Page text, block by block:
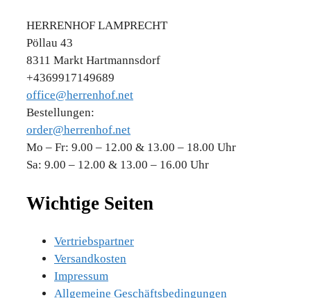
HERRENHOF LAMPRECHT
Pöllau 43
8311 Markt Hartmannsdorf
+4369917149689
office@herrenhof.net
Bestellungen:
order@herrenhof.net
Mo – Fr: 9.00 – 12.00 & 13.00 – 18.00 Uhr
Sa: 9.00 – 12.00 & 13.00 – 16.00 Uhr
Wichtige Seiten
Vertriebspartner
Versandkosten
Impressum
Allgemeine Geschäftsbedingungen